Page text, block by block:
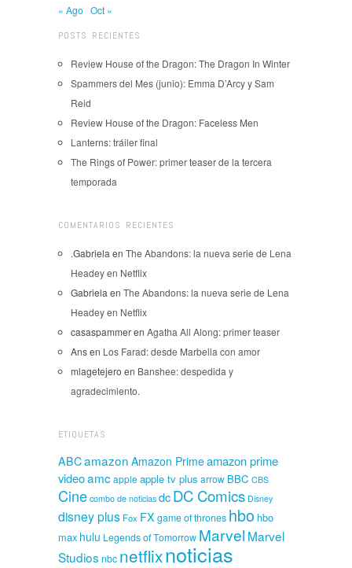
« Ago Oct »
POSTS RECIENTES
Review House of the Dragon: The Dragon In Winter
Spammers del Mes (junio): Emma D’Arcy y Sam
Reid
Review House of the Dragon: Faceless Men
Lanterns: tráiler final
The Rings of Power: primer teaser de la tercera
temporada
COMENTARIOS RECIENTES
.Gabriela en The Abandons: la nueva serie de Lena
Headey en Netflix
Gabriela en The Abandons: la nueva serie de Lena
Headey en Netflix
casaspammeren Agatha All Along: primer teaser
Ansen Los Farad: desde Marbella con amor
mlagetejero en Banshee: despedida y
agradecimiento.
ETIQUETAS
ABCamazon Amazon Primeamazon prime
videoamcapple apple tv plus arrow BBC CBS
Cine combo de noticias dcDC Comics Disney
disney plus Fox FX game of thrones hbo hbo
max hulu Legends of Tomorrow Marvel Marvel
Studios nbc netflixnoticias